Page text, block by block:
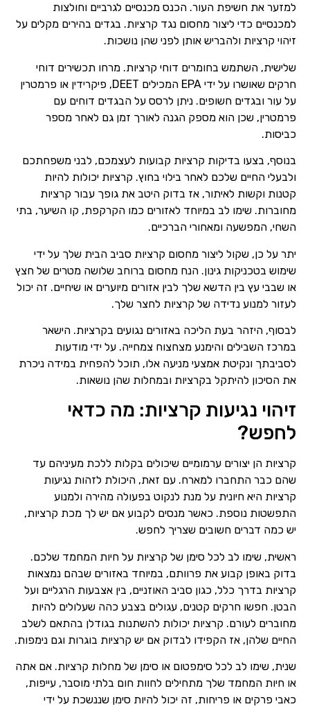
למזער את חשיפת העור. הכנס מכנסיים לגרביים וחולצות
למכנסיים כדי ליצור מחסום נגד קרציות. בגדים בהירים מקלים על
זיהוי קרציות ולהבריש אותן לפני שהן נושכות.
שלישית, השתמש בחומרים דוחי קרציות. מרחו תכשירים דוחי
חרקים שאושרו על ידי EPA המכילים DEET, פיקרידין או פרמטרין
על עור ובגדים חשופים. ניתן לרסס על הבגדים דוחים עם
פרמטרין, שכן הוא מספק הגנה לאורך זמן גם לאחר מספר
כביסות.
בנוסף, בצעו בדיקות קרציות קבועות לעצמכם, לבני משפחתכם
ולבעלי החיים שלכם לאחר בילוי בחוץ. קרציות יכולות להיות
קטנות וקשות לאיתור, אז בדוק היטב את גופך עבור קרציות
מחוברות. שימו לב במיוחד לאזורים כמו הקרקפת, קו השיער, בתי
השחי, המפשעה ומאחורי הברכיים.
יתר על כן, שקול ליצור מחסום קרציות סביב הבית שלך על ידי
שימוש בטכניקות גינון. הנח מחסום ברוחב שלושה מטרים של חצץ
או שבבי עץ בין הדשא שלך לבין אזורים מיוערים או שיחיים. זה יכול
לעזור למנוע נדידה של קרציות לחצר שלך.
לבסוף, היזהר בעת הליכה באזורים נגועים בקרציות. הישאר
במרכז השבילים והימנע מצחצוח צמחייה. על ידי מודעות
לסביבתך ונקיטת אמצעי מניעה אלו, תוכל להפחית במידה ניכרת
את הסיכון להיתקל בקרציות ובמחלות שהן נושאות.
זיהוי נגיעות קרציות: מה כדאי
לחפש?
קרציות הן יצורים ערמומיים שיכולים בקלות ללכת מעיניהם עד
שהם כבר התחברו למארח. עם זאת, היכולת לזהות נגיעות
קרציות היא חיונית על מנת לנקוט בפעולה מהירה ולמנוע
התפשטות נוספת. כאשר מנסים לקבוע אם יש לך מכת קרציות,
יש כמה דברים חשובים שצריך לחפש.
ראשית, שימו לב לכל סימן של קרציות על חיות המחמד שלכם.
בדוק באופן קבוע את פרוותם, במיוחד באזורים שבהם נמצאות
קרציות בדרך כלל, כגון סביב האוזניים, בין אצבעות הרגליים ועל
הבטן. חפשו חרקים קטנים, עגולים בצבע כהה שעלולים להיות
מחוברים לעורם. קרציות יכולות להשתנות בגודלן בהתאם לשלב
החיים שלהן, אז הקפידו לבדוק אם יש קרציות בוגרות וגם נימפות.
שנית, שימו לב לכל סימפטום או סימן של מחלות קרציות. אם אתה
או חיות המחמד שלך מתחילים לחוות חום בלתי מוסבר, עייפות,
כאבי פרקים או פריחות, זה יכול להיות סימן שננשכת על ידי